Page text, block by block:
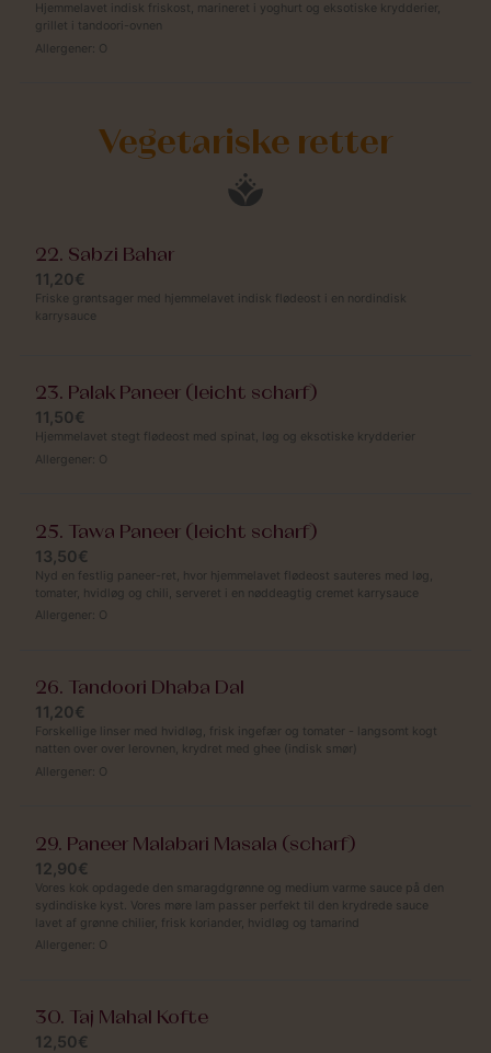
Hjemmelavet indisk friskost, marineret i yoghurt og eksotiske krydderier,
grillet i tandoori-ovnen
Allergener: O
Vegetariske retter
22. Sabzi Bahar
11,20€
Friske grøntsager med hjemmelavet indisk flødeost i en nordindisk
karrysauce
23. Palak Paneer (leicht scharf)
11,50€
Hjemmelavet stegt flødeost med spinat, løg og eksotiske krydderier
Allergener:
O
25. Tawa Paneer (leicht scharf)
13,50€
Nyd en festlig paneer-ret, hvor hjemmelavet flødeost sauteres med løg,
tomater, hvidløg og chili, serveret i en nøddeagtig cremet karrysauce
Allergener: O
26. Tandoori Dhaba Dal
11,20€
Forskellige linser med hvidløg, frisk ingefær og tomater - langsomt kogt
natten over over lerovnen, krydret med ghee (indisk smør)
Allergener:
O
29. Paneer Malabari Masala (scharf)
12,90€
Vores kok opdagede den smaragdgrønne og medium varme sauce på den
sydindiske kyst. Vores møre lam passer perfekt til den krydrede sauce
lavet af grønne chilier, frisk koriander, hvidløg og tamarind
Allergener: O
30. Taj Mahal Kofte
12,50€